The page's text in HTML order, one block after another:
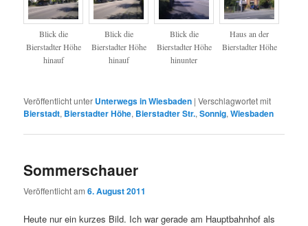
Blick die
Bierstadter Höhe
hinauf
Blick die
Bierstadter Höhe
hinauf
Blick die
Bierstadter Höhe
hinunter
Haus an der
Bierstadter Höhe
Veröffentlicht unter Unterwegs in Wiesbaden |Verschlagwortet mit
Bierstadt, Bierstadter Höhe, Bierstadter Str.,Sonnig,Wiesbaden
Sommerschauer
Veröffentlicht am6. August 2011
Heute nur ein kurzes Bild. Ich war gerade am Hauptbahnhof als